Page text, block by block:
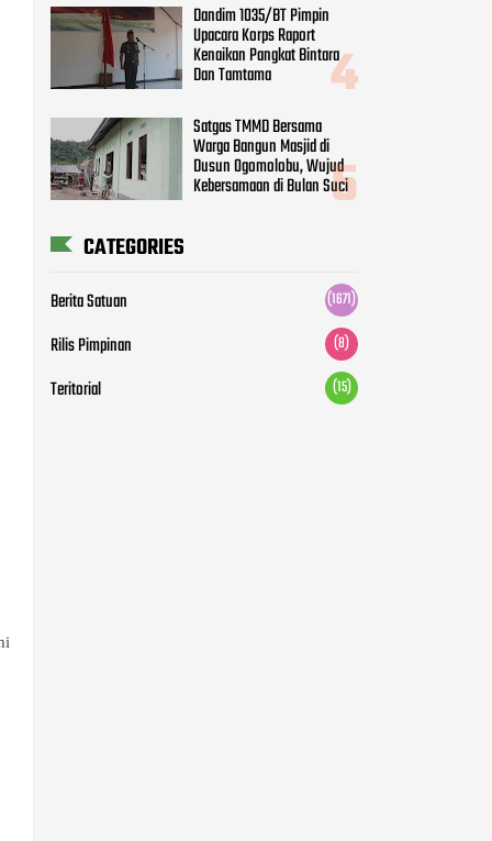
Dandim 1035/BT Pimpin
Upacara Korps Raport
Kenaikan Pangkat Bintara
Dan Tamtama
Satgas TMMD Bersama
Warga Bangun Masjid di
Dusun Ogomolobu, Wujud
Kebersamaan di Bulan Suci
CATEGORIES
Berita Satuan (1671)
Rilis Pimpinan (8)
Teritorial (15)